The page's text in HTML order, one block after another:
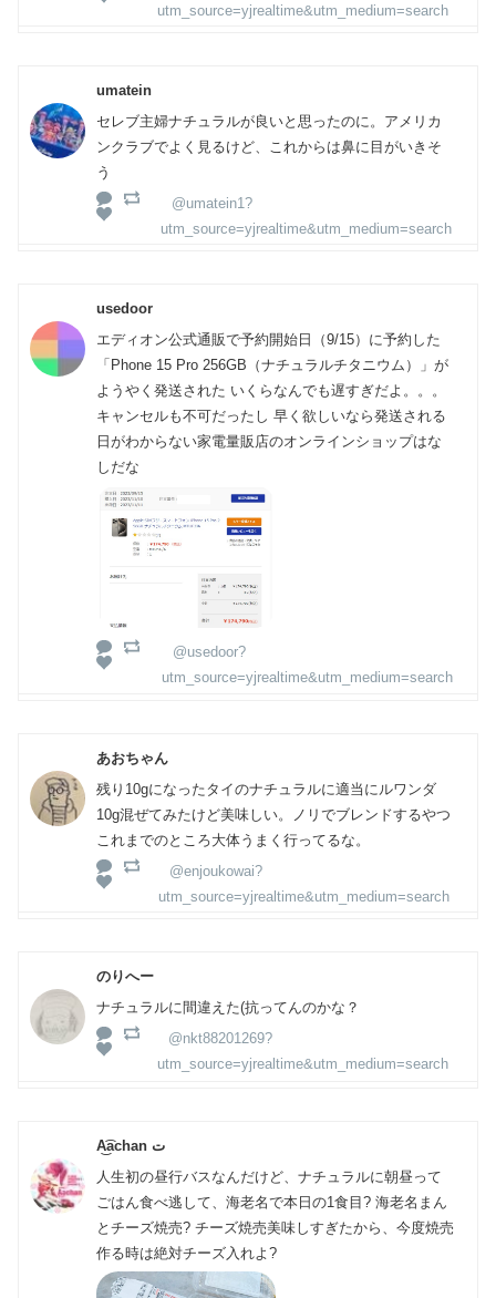
utm_source=yjrealtime&utm_medium=search
umatein
セレブ主婦ナチュラルが良いと思ったのに。アメリカ
ンクラブでよく見るけど、これからは鼻に目がいきそ
う
@umatein1?
utm_source=yjrealtime&utm_medium=search
usedoor
エディオン公式通販で予約開始日（9/15）に予約した
「Phone 15 Pro 256GB（ナチュラルチタニウム）」が
ようやく発送された いくらなんでも遅すぎだよ。。。
キャンセルも不可だったし 早く欲しいなら発送される
日がわからない家電量販店のオンラインショップはな
しだな
@usedoor?
utm_source=yjrealtime&utm_medium=search
あおちゃん
残り10gになったタイのナチュラルに適当にルワンダ
10g混ぜてみたけど美味しい。ノリでブレンドするやつ
これまでのところ大体うまく行ってるな。
@enjoukowai?
utm_source=yjrealtime&utm_medium=search
のりへー
ナチュラルに間違えた(抗ってんのかな？
@nkt88201269?
utm_source=yjrealtime&utm_medium=search
A͜͡achan ت
人生初の昼行バスなんだけど、ナチュラルに朝昼って
ごはん食べ逃して、海老名で本日の1食目? 海老名まん
とチーズ焼売? チーズ焼売美味しすぎたから、今度焼売
作る時は絶対チーズ入れよ?